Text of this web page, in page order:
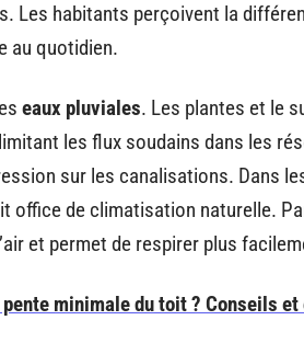
Les habitants perçoivent la
au quotidien.
eaux pluviales. Les plantes et le
les flux soudains dans les
sur les canalisations. Dans
office de climatisation naturelle.
et permet de respirer plus
minimale du toit ? Conseils